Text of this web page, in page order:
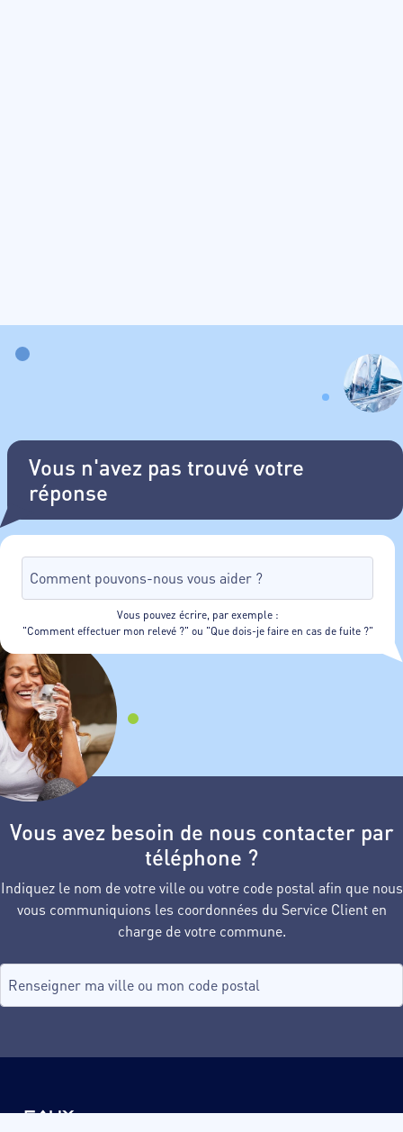
Vous n'avez pas trouvé votre
réponse
Vous pouvez écrire, par exemple :
"Comment effectuer mon relevé ?" ou "Que dois-je faire en cas de fuite ?"
Vous avez besoin de nous contacter par
téléphone ?
Indiquez le nom de votre ville ou votre code postal afin que nous
vous communiquions les coordonnées du Service Client en
charge de votre commune.
Recherche de commune, tapez dans le champ puis